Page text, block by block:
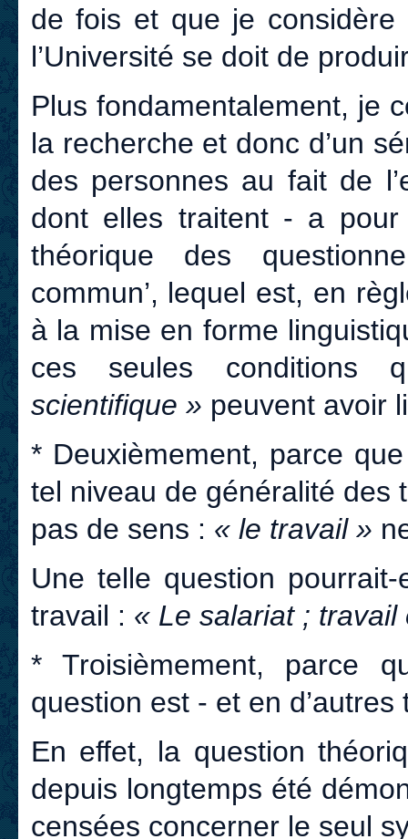
de fois et que je considère
l’Université se doit de
Plus fondamentalement, je
la recherche et donc d’un
des personnes au fait de
dont elles traitent - a pour
théorique des
commun’, lequel est, en
à la mise en forme
ces seules
scientifique » peuvent avoir
* Deuxièmement, parce
tel niveau de généralité des
pas de sens : « le travail »
Une telle question
travail : « Le salariat ;
* Troisièmement, parce
question est - et en
En effet, la question
depuis longtemps été
censées concerner le seul